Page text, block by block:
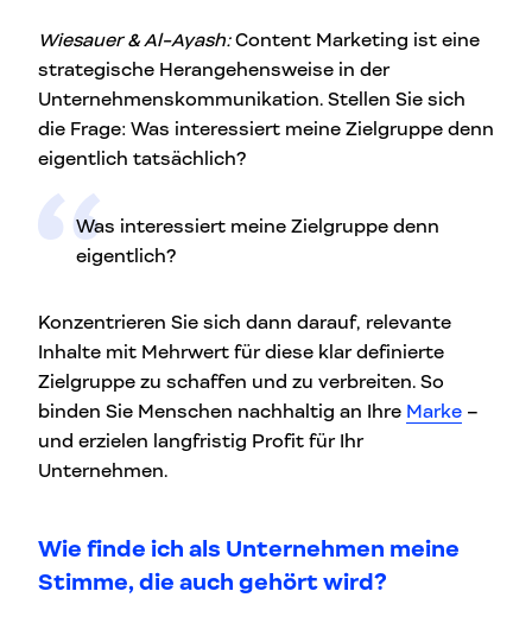
Wiesauer & Al-Ayash:Content Marketing ist eine
strategische Herangehensweise in der
Unternehmenskommunikation. Stellen Sie sich
die Frage: Was interessiert meine Zielgruppe denn
eigentlich tatsächlich?
Was interessiert meine Zielgruppe denn
eigentlich?
Konzentrieren Sie sich dann darauf, relevante
Inhalte mit Mehrwert für diese klar definierte
Zielgruppe zu schaffen und zu verbreiten. So
binden Sie Menschen nachhaltig an Ihre Marke –
und erzielen langfristig Profit für Ihr
Unternehmen.
Wie finde ich als Unternehmen meine
Stimme, die auch gehört wird?